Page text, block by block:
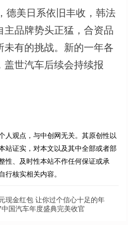
德美日系依旧丰收，韩法
主品牌势头正猛，合资品
未有的挑战。新的一年各
盖世汽车后续会持续报
人观点，与中创网无关。其原创性以
站证实，对本文以及其中全部或者部
性、及时性本站不作任何保证或承
行核实相关内容。
现金红包 让你过个信心十足的年
国汽车年度盛典完美收官